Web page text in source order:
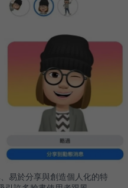
易於分享與創造個人化的特